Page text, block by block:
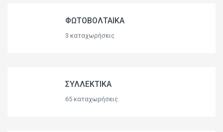
ΦΩΤΟΒΟΛΤΑΙΚΑ
3 καταχωρήσεις
ΣΥΛΛΕΚΤΙΚΑ
65 καταχωρήσεις